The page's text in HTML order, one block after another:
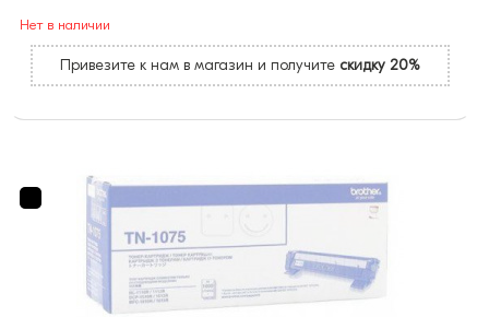
Нет в наличии
Привезите к нам в магазин и получите скидку 20%